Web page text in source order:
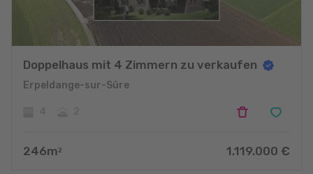
Doppelhaus mit 4 Zimmern zu verkaufen
Erpeldange-sur-Sûre
246m 2 1.119.000 €